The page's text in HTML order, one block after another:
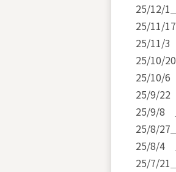
25/12/1
25/11/17
25/11/3
25/10/20
25/10/6
25/9/22
25/9/8
25/8/27
25/8/4
25/7/21